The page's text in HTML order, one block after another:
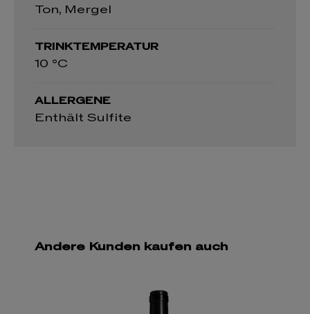
Ton, Mergel
TRINKTEMPERATUR
10 °C
ALLERGENE
Enthält Sulfite
Andere Kunden kaufen auch